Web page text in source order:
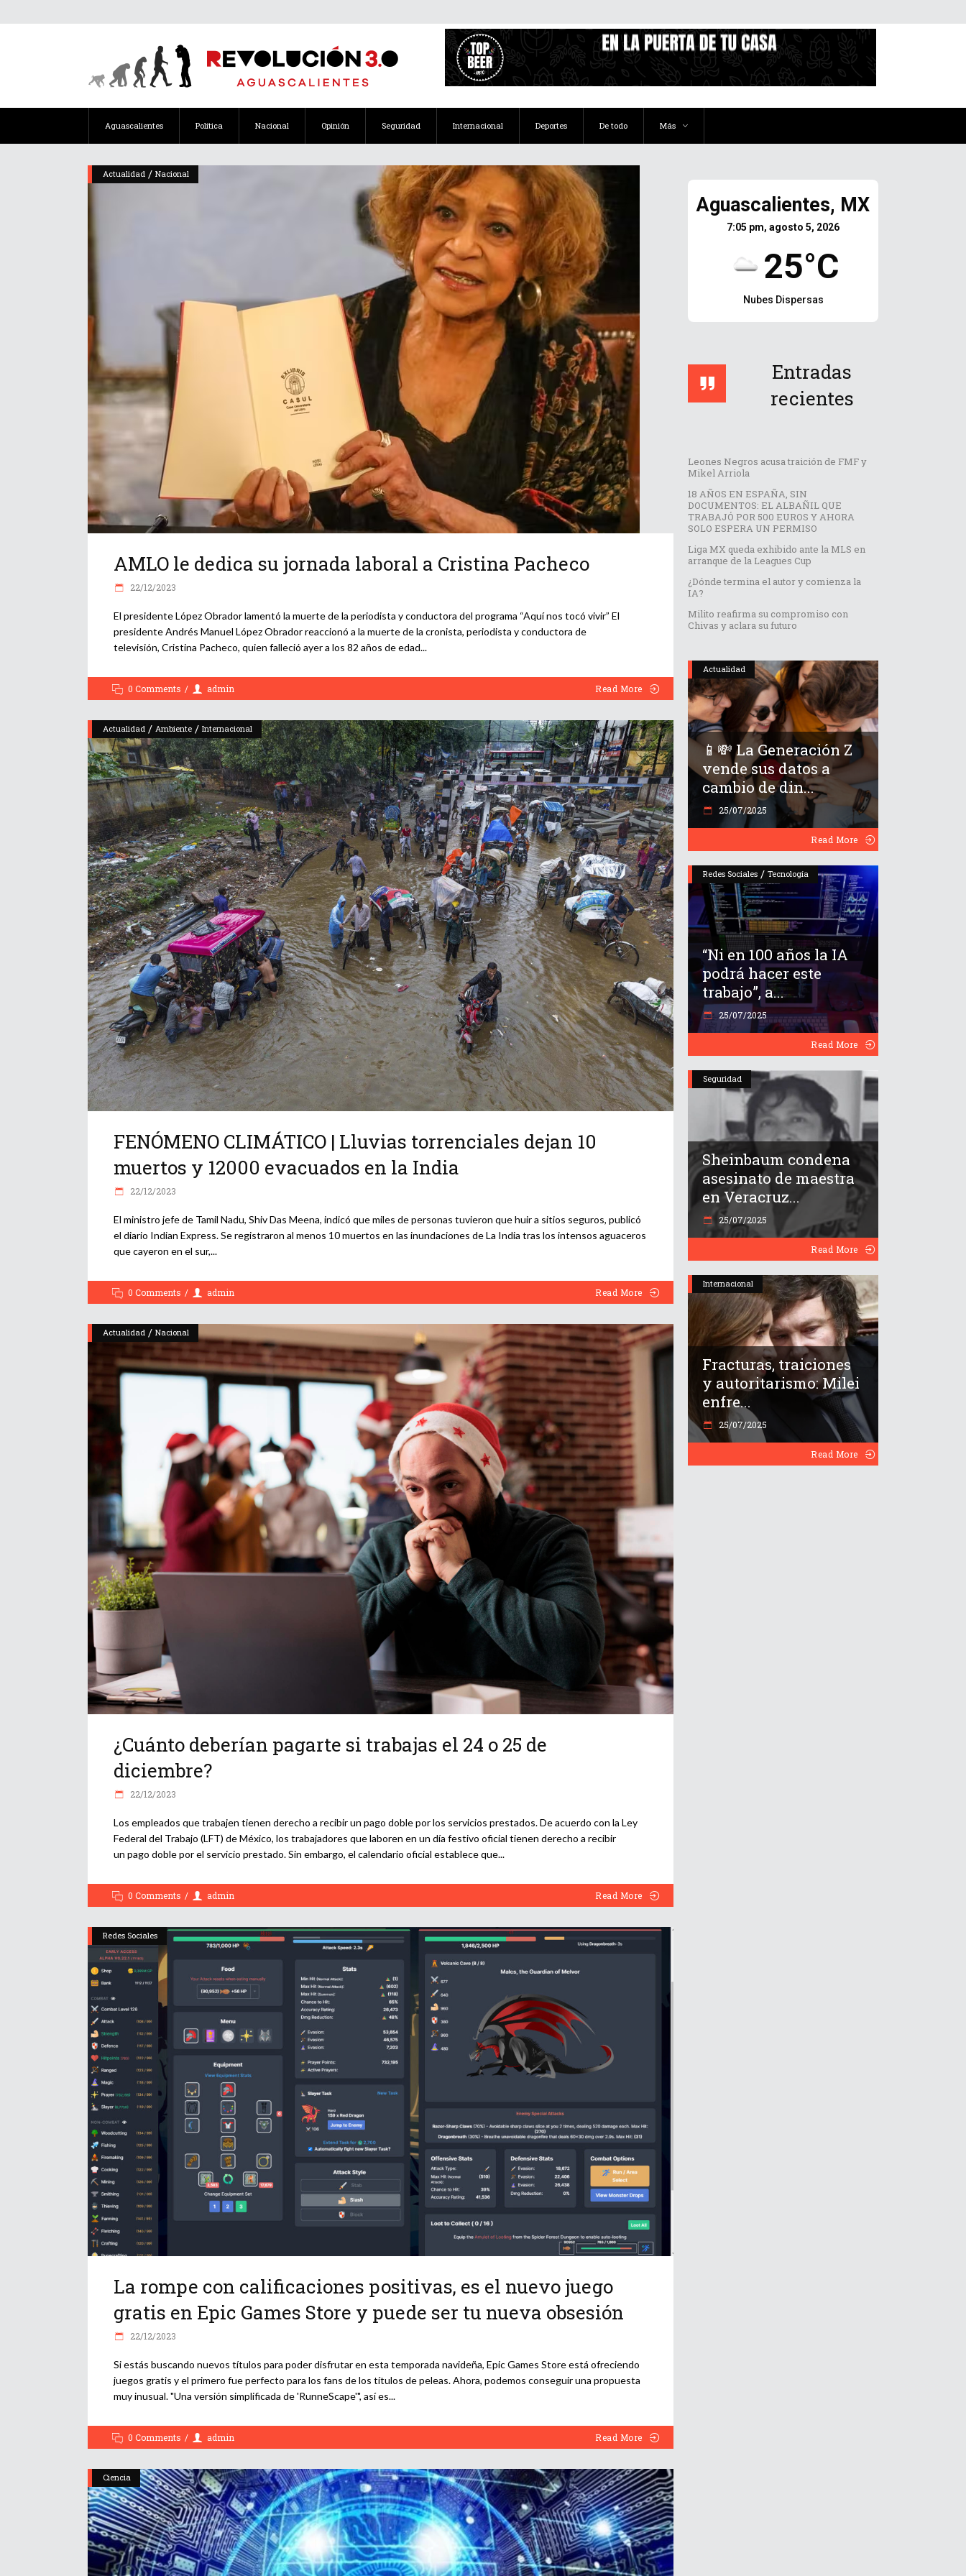
Aguascalientes Política Nacional Opinión Seguridad Internacional Deportes De todo Más
Actualidad / Nacional
AMLO le dedica su jornada laboral a Cristina Pacheco
22/12/2023
El presidente López Obrador lamentó la muerte de la periodista y conductora del programa “Aquí nos tocó vivir” El
presidente Andrés Manuel López Obrador reaccionó a la muerte de la cronista, periodista y conductora de
televisión, Cristina Pacheco, quien falleció ayer a los 82 años de edad
0 Comments admin Read More
Actualidad / Ambiente / Internacional
FENÓMENO CLIMÁTICO | Lluvias torrenciales dejan 10
muertos y 12000 evacuados en la India
22/12/2023
El ministro jefe de Tamil Nadu, Shiv Das Meena, indicó que miles de personas tuvieron que huir a sitios seguros, publicó
el diario Indian Express. Se registraron al menos 10 muertos en las inundaciones de La India tras los intensos aguaceros
que cayeron en el sur,
0 Comments admin Read More
Actualidad / Nacional
¿Cuánto deberían pagarte si trabajas el 24 o 25 de
diciembre?
22/12/2023
Los empleados que trabajen tienen derecho a recibir un pago doble por los servicios prestados. De acuerdo con la Ley
Federal del Trabajo (LFT) de México, los trabajadores que laboren en un día festivo oficial tienen derecho a recibir
un pago doble por el servicio prestado. Sin embargo, el calendario oficial establece que
0 Comments admin Read More
Redes Sociales
La rompe con calificaciones positivas, es el nuevo juego
gratis en Epic Games Store y puede ser tu nueva obsesión
22/12/2023
Si estás buscando nuevos títulos para poder disfrutar en esta temporada navideña, Epic Games Store está ofreciendo
juegos gratis y el primero fue perfecto para los fans de los títulos de peleas. Ahora, podemos conseguir una propuesta
muy inusual. "Una versión simplificada de 'RunneScape'", así es
0 Comments admin Read More
Ciencia
Aguascalientes, MX
7:05 pm, agosto 5, 2026
25°C
Nubes Dispersas
Entradas
recientes
Leones Negros acusa traición de FMF y
Mikel Arriola
18 AÑOS EN ESPAÑA, SIN
DOCUMENTOS: EL ALBAÑIL QUE
TRABAJÓ POR 500 EUROS Y AHORA
SOLO ESPERA UN PERMISO
Liga MX queda exhibido ante la MLS en
arranque de la Leagues Cup
¿Dónde termina el autor y comienza la
IA?
Milito reafirma su compromiso con
Chivas y aclara su futuro
Actualidad
📱💸 La Generación Z
vende sus datos a
cambio de din...
25/07/2025
Read More
Redes Sociales / Tecnología
“Ni en 100 años la IA
podrá hacer este
trabajo”, a...
25/07/2025
Read More
Seguridad
Sheinbaum condena
asesinato de maestra
en Veracruz...
25/07/2025
Read More
Internacional
Fracturas, traiciones
y autoritarismo: Milei
enfre...
25/07/2025
Read More